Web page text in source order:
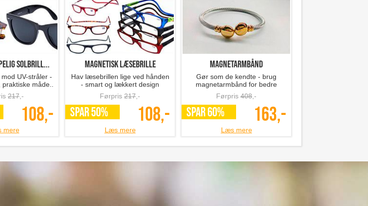
solbrill...
UV-stråler -
måde..
217 ,-
108,-
mere
Magnetisk læsebrille
Hav læsebrillen lige ved hånden
- smart og lækkert design
Førpris 217 ,-
SPAR 50% 108,-
Læs mere
Magnetarmbånd
Gør som de kendte - brug
magnetarmbånd for bedre
helbred!
Førpris 408 ,-
SPAR 60% 163,-
Læs mere